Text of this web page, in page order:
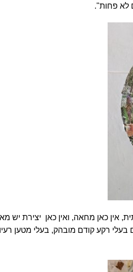
לא פחות".
אין כאן מחאה, ואין כאן יצירת יש
רקע קודם מובהק, בעלי מטען